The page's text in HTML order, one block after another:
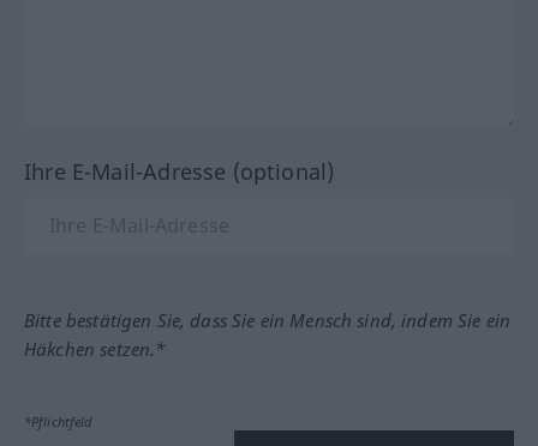
Ihre E-Mail-Adresse (optional)
Bitte bestätigen Sie, dass Sie ein Mensch sind, indem Sie ein
Häkchen setzen.*
*Pflichtfeld